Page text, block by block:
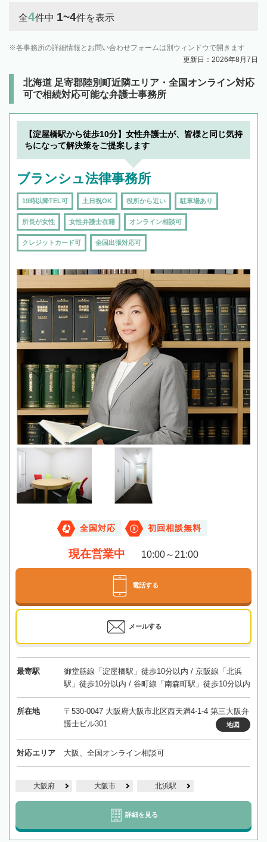
全4件中 1~4件を表示
各事務所の詳細情報とお問い合わせフォームは別ウィンドウで開きます
更新日：2026年8月7日
北海道 足寄郡陸別町近隣エリア・全国オンライン対応
可で相続対応可能な弁護士事務所
【淀屋橋駅から徒歩10分】女性弁護士が、皆様と同じ気持
ちになって解決策をご提案します
ブランシュ法律事務所
19時以降TEL可 土日祝OK 役所から近い 駐車場あり
所長が女性 女性弁護士在籍 オンライン相談可
クレジットカード可 全国出張対応可
全国対応 初回相談無料
現在営業中 10:00～21:00
電話する
メールする
最寄駅
御堂筋線「淀屋橋駅」徒歩10分以内 / 京阪線「北浜
駅」徒歩10分以内 / 谷町線「南森町駅」徒歩10分以内
所在地
〒530-0047 大阪府大阪市北区西天満4-1-4 第三大阪弁
護士ビル301
地図
対応エリア 大阪、全国オンライン相談可
大阪府 大阪市 北浜駅
詳細を見る